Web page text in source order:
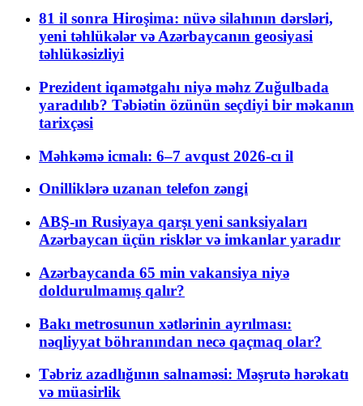
81 il sonra Hiroşima: nüvə silahının dərsləri,
yeni təhlükələr və Azərbaycanın geosiyasi
təhlükəsizliyi
Prezident iqamətgahı niyə məhz Zuğulbada
yaradılıb? Təbiətin özünün seçdiyi bir məkanın
tarixçəsi
Məhkəmə icmalı: 6–7 avqust 2026-cı il
Onilliklərə uzanan telefon zəngi
ABŞ-ın Rusiyaya qarşı yeni sanksiyaları
Azərbaycan üçün risklər və imkanlar yaradır
Azərbaycanda 65 min vakansiya niyə
doldurulmamış qalır?
Bakı metrosunun xətlərinin ayrılması:
nəqliyyat böhranından necə qaçmaq olar?
Təbriz azadlığının salnaməsi: Məşrutə hərəkatı
və müasirlik